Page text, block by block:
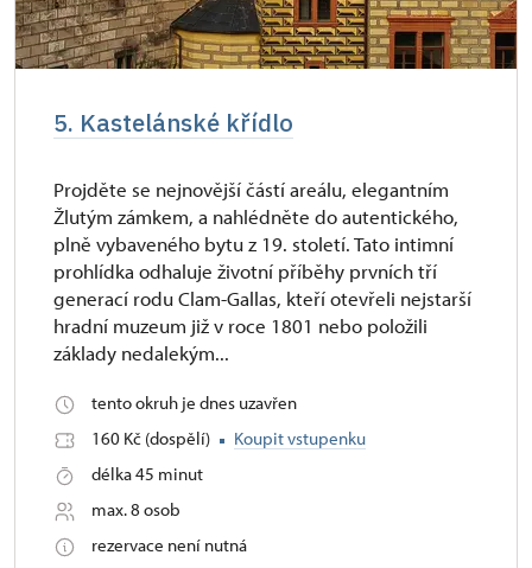
5. Kastelánské křídlo
Projděte se nejnovější částí areálu, elegantním
Žlutým zámkem, a nahlédněte do autentického,
plně vybaveného bytu z 19. století. Tato intimní
prohlídka odhaluje životní příběhy prvních tří
generací rodu Clam-Gallas, kteří otevřeli nejstarší
hradní muzeum již v roce 1801 nebo položili
základy nedalekým...
tento okruh je dnes uzavřen
160 Kč (dospělí)
Koupit vstupenku
délka 45 minut
max. 8 osob
rezervace není nutná